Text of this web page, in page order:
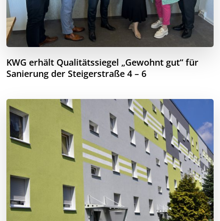
KWG erhält Qualitätssiegel „Gewohnt gut“ für
Sanierung der Steigerstraße 4 – 6